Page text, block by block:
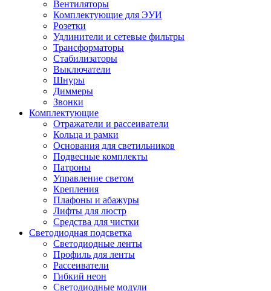
Вентиляторы
Комплектующие для ЭУИ
Розетки
Удлинители и сетевые фильтры
Трансформаторы
Стабилизаторы
Выключатели
Шнуры
Диммеры
Звонки
Комплектующие
Отражатели и рассеиватели
Кольца и рамки
Основания для светильников
Подвесные комплекты
Патроны
Управление светом
Крепления
Плафоны и абажуры
Лифты для люстр
Средства для чистки
Светодиодная подсветка
Светодиодные ленты
Профиль для ленты
Рассеиватели
Гибкий неон
Светодиодные модули